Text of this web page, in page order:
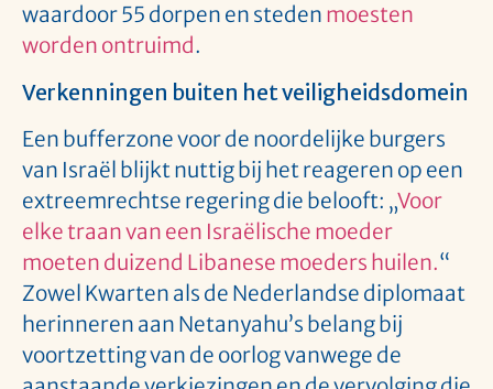
waardoor 55 dorpen en steden moesten
worden ontruimd.
Verkenningen buiten het veiligheidsdomein
Een bufferzone voor de noordelijke burgers
van Israël blijkt nuttig bij het reageren op een
extreemrechtse regering die belooft: „Voor
elke traan van een Israëlische moeder
moeten duizend Libanese moeders huilen.“
Zowel Kwarten als de Nederlandse diplomaat
herinneren aan Netanyahu’s belang bij
voortzetting van de oorlog vanwege de